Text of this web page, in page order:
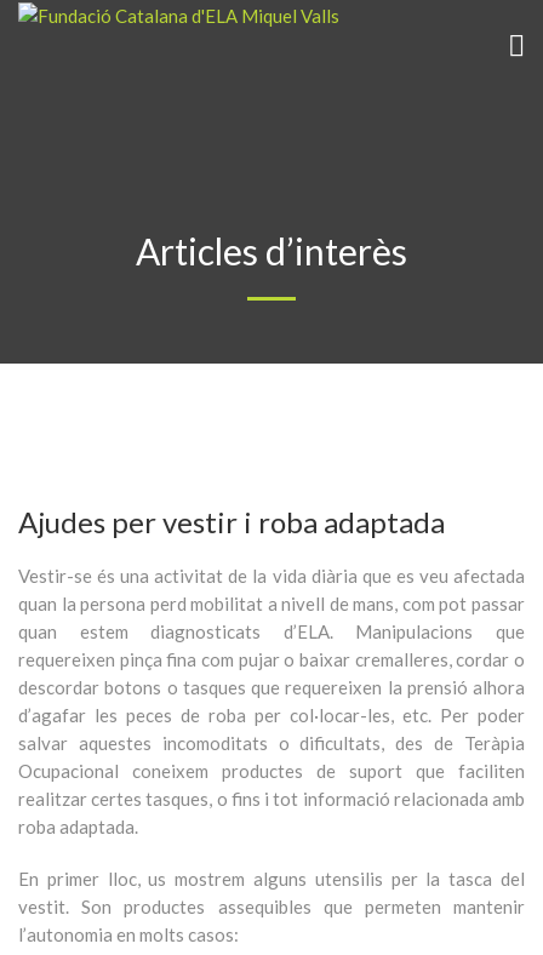
Articles d’interès
Ajudes per vestir i roba adaptada
Vestir-se és una activitat de la vida diària que es veu afectada
quan la persona perd mobilitat a nivell de mans, com pot passar
quan estem diagnosticats d’ELA. Manipulacions que
requereixen pinça fina com pujar o baixar cremalleres, cordar o
descordar botons o tasques que requereixen la prensió alhora
d’agafar les peces de roba per col·locar-les, etc. Per poder
salvar aquestes incomoditats o dificultats, des de Teràpia
Ocupacional coneixem productes de suport que faciliten
realitzar certes tasques, o fins i tot informació relacionada amb
roba adaptada.
En primer lloc, us mostrem alguns utensilis per la tasca del
vestit. Son productes assequibles que permeten mantenir
l’autonomia en molts casos: